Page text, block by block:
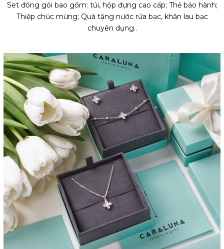
Set đóng gói bao gồm: túi, hộp đựng cao cấp; Thẻ bảo hành;
Thiệp chúc mừng; Quà tặng nước rửa bạc, khăn lau bạc
chuyên dụng..